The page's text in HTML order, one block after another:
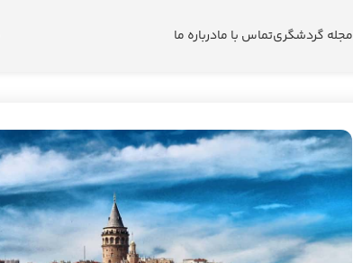
مجله گردشگریتماس با مادرباره ما